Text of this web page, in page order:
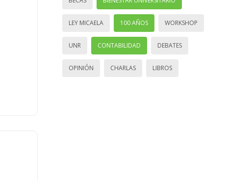
LEY MICAELA 100 AÑOS WORKSHOP
UNR CONTABILIDAD DEBATES
OPINIÓN CHARLAS LIBROS